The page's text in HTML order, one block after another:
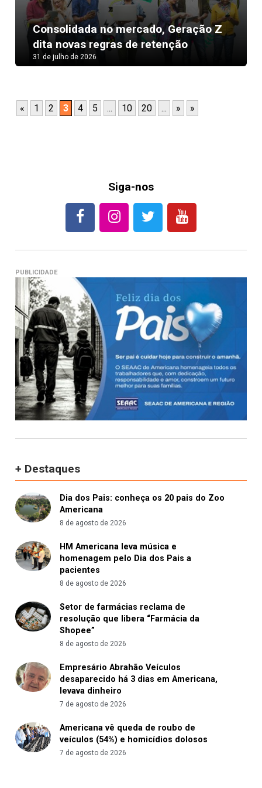
Consolidada no mercado, Geração Z
dita novas regras de retenção
31 de julho de 2026
« 1 2 3 4 5 ... 10 20 ... » »
Siga-nos
PUBLICIDADE
+ Destaques
Dia dos Pais: conheça os 20 pais do Zoo
Americana
8 de agosto de 2026
HM Americana leva música e
homenagem pelo Dia dos Pais a
pacientes
8 de agosto de 2026
Setor de farmácias reclama de
resolução que libera “Farmácia da
Shopee”
8 de agosto de 2026
Empresário Abrahão Veículos
desaparecido há 3 dias em Americana,
levava dinheiro
7 de agosto de 2026
Americana vê queda de roubo de
veículos (54%) e homicídios dolosos
7 de agosto de 2026